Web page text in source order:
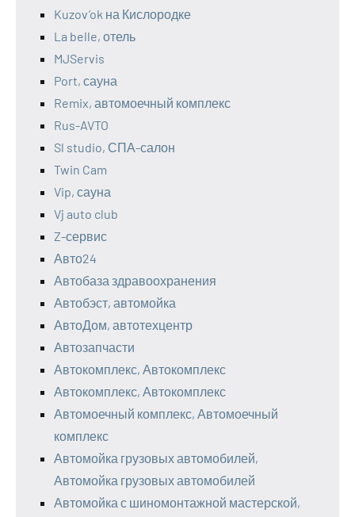
Kuzov’ok на Кислородке
La belle, отель
MJServis
Port, сауна
Remix, автомоечный комплекс
Rus-AVTO
Sl studio, СПА-салон
Twin Cam
Vip, сауна
Vj auto club
Z-сервис
Авто24
Автобаза здравоохранения
Автобэст, автомойка
АвтоДом, автотехцентр
Автозапчасти
Автокомплекс, Автокомплекс
Автокомплекс, Автокомплекс
Автомоечный комплекс, Автомоечный
комплекс
Автомойка грузовых автомобилей,
Автомойка грузовых автомобилей
Автомойка с шиномонтажной мастерской,